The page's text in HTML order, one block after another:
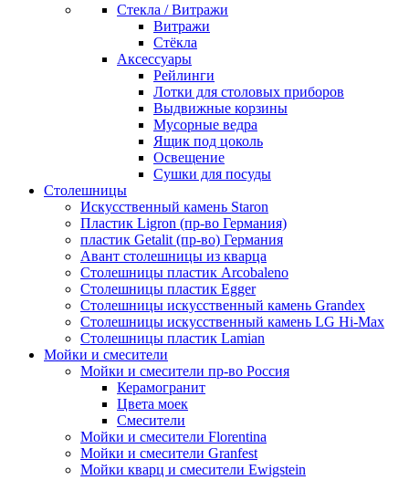
Стекла / Витражи
Витражи
Стёкла
Аксессуары
Рейлинги
Лотки для столовых приборов
Выдвижные корзины
Мусорные ведра
Ящик под цоколь
Освещение
Сушки для посуды
Столешницы
Искусственный камень Staron
Пластик Ligron (пр-во Германия)
пластик Getalit (пр-во) Германия
Авант столешницы из кварца
Столешницы пластик Arcobaleno
Столешницы пластик Egger
Столешницы искусственный камень Grandex
Столешницы искусственный камень LG Hi-Max
Столешницы пластик Lamian
Мойки и смесители
Мойки и смесители пр-во Россия
Керамогранит
Цвета моек
Смесители
Мойки и смесители Florentina
Мойки и смесители Granfest
Мойки кварц и смесители Ewigstein